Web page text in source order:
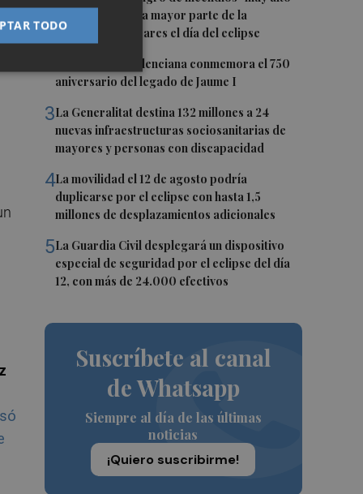
o "extremo" en la mayor parte de la
Península y Baleares el día del eclipse
La Biblioteca Valenciana conmemora el 750
aniversario del legado de Jaume I
3La Generalitat destina 132 millones a 24
nuevas infraestructuras sociosanitarias de
mayores y personas con discapacidad
4La movilidad el 12 de agosto podría
duplicarse por el eclipse con hasta 1,5
millones de desplazamientos adicionales
5La Guardia Civil desplegará un dispositivo
especial de seguridad por el eclipse del día
12, con más de 24.000 efectivos
Suscríbete al canal
de Whatsapp
Siempre al día de las últimas
noticias
¡Quiero suscribirme!
TODO